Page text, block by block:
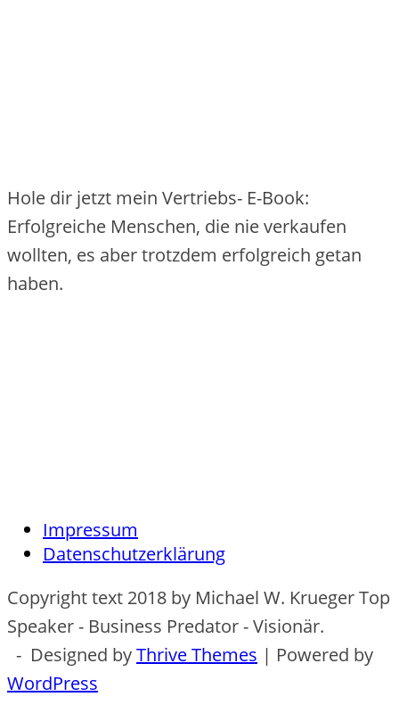
Hole dir jetzt mein Vertriebs- E-Book:
Erfolgreiche Menschen, die nie verkaufen
wollten, es aber trotzdem erfolgreich getan
haben.
Impressum
Datenschutzerklärung
Copyright text 2018 by Michael W. Krueger Top
Speaker - Business Predator - Visionär.
- Designed byThrive Themes | Powered by
WordPress